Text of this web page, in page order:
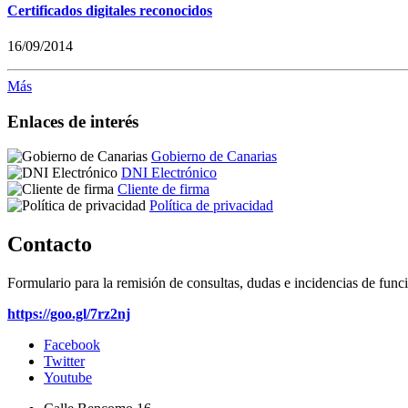
Certificados digitales reconocidos
16/09/2014
Más
Enlaces de interés
Gobierno de Canarias
DNI Electrónico
Cliente de firma
Política de privacidad
Contacto
Formulario para la remisión de consultas, dudas e incidencias de
https://goo.gl/7rz2nj
Facebook
Twitter
Youtube